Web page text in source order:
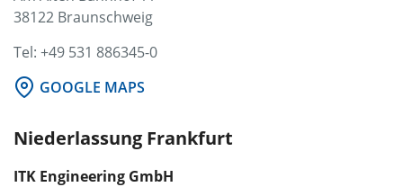
38122 Braunschweig
Tel: +49 531 886345-0
GOOGLE MAPS
Niederlassung Frankfurt
ITK Engineering GmbH